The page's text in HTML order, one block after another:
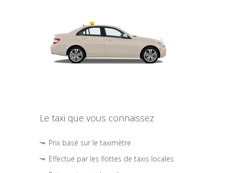
Le taxi que vous connaissez
Prix basé sur le taximètre
Effectué par les flottes de taxis locales